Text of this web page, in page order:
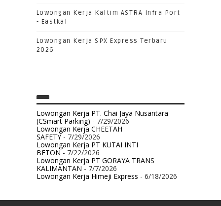
Lowongan Kerja Kaltim ASTRA Infra Port
- Eastkal
Lowongan Kerja SPX Express Terbaru
2026
Lowongan Kerja PT. Chai Jaya Nusantara
(CSmart Parking) - 7/29/2026
Lowongan Kerja CHEETAH
SAFETY- 7/29/2026
Lowongan Kerja PT KUTAI INTI
BETON- 7/22/2026
Lowongan Kerja PT GORAYA TRANS
KALIMANTAN- 7/7/2026
Lowongan Kerja Himeji Express - 6/18/2026